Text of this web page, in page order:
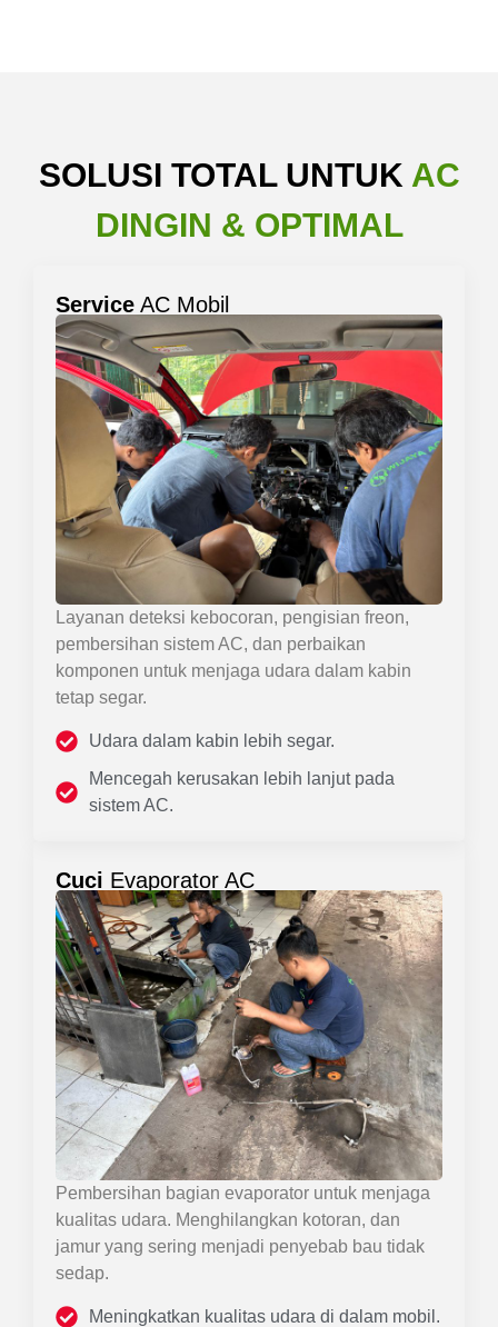
SOLUSI TOTAL UNTUK AC
DINGIN & OPTIMAL
Service AC Mobil
Layanan deteksi kebocoran, pengisian freon,
pembersihan sistem AC, dan perbaikan
komponen untuk menjaga udara dalam kabin
tetap segar.
Udara dalam kabin lebih segar.
Mencegah kerusakan lebih lanjut pada
sistem AC.
Cuci Evaporator AC
Pembersihan bagian evaporator untuk menjaga
kualitas udara. Menghilangkan kotoran, dan
jamur yang sering menjadi penyebab bau tidak
sedap.
Meningkatkan kualitas udara di dalam mobil.